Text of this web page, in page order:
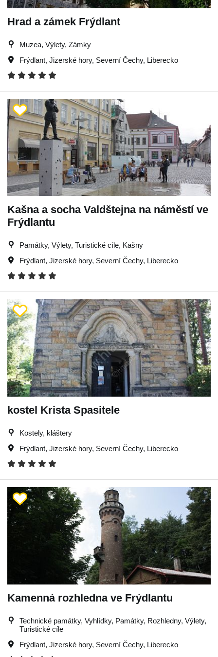
Hrad a zámek Frýdlant
Muzea, Výlety, Zámky
Frýdlant, Jizerské hory, Severní Čechy, Liberecko
Kašna a socha Valdštejna na náměstí ve
Frýdlantu
Památky, Výlety, Turistické cíle, Kašny
Frýdlant, Jizerské hory, Severní Čechy, Liberecko
kostel Krista Spasitele
Kostely, kláštery
Frýdlant, Jizerské hory, Severní Čechy, Liberecko
Kamenná rozhledna ve Frýdlantu
Technické památky, Vyhlídky, Památky, Rozhledny, Výlety,
Turistické cíle
Frýdlant, Jizerské hory, Severní Čechy, Liberecko